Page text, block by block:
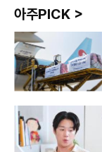
아주PICK >